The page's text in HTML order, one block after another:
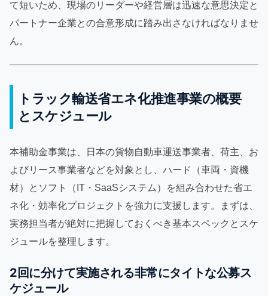
て短いため、現場のリーダーや経営層は迅速な意思決定と
パートナー企業との合意形成に踏み出さなければなりませ
ん。
トラック輸送省エネ化推進事業の概要
とスケジュール
本補助金事業は、日本の貨物自動車運送事業者、荷主、お
よびリース事業者などを対象とし、ハード（車両・資機
材）とソフト（IT・SaaSシステム）を組み合わせた省エ
ネ化・効率化プロジェクトを強力に支援します。まずは、
実務担当者が絶対に把握しておくべき基本スペックとスケ
ジュールを整理します。
2回に分けて実施される非常にタイトな公募ス
ケジュール